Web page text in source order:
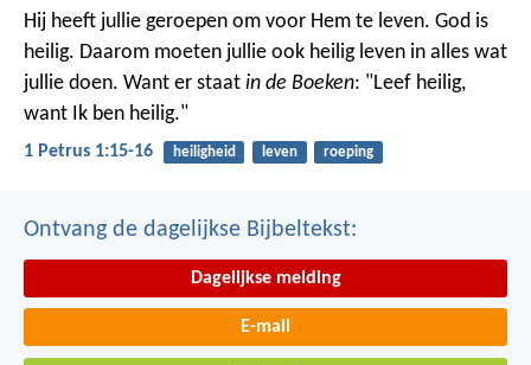
Hij heeft jullie geroepen om voor Hem te leven. God is
heilig. Daarom moeten jullie ook heilig leven in alles wat
jullie doen. Want er staat in de Boeken: "Leef heilig,
want Ik ben heilig."
1 Petrus 1:15-16 heiligheid leven roeping
Ontvang de dagelijkse Bijbeltekst:
Dagelijkse melding
E-mail